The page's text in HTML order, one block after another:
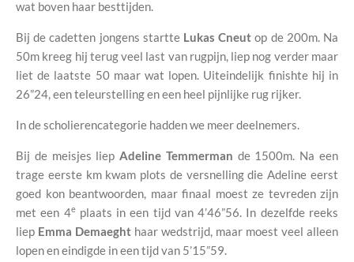
wat boven haar besttijden.
Bij de cadetten jongens startte Lukas Cneut op de 200m. Na
50m kreeg hij terug veel last van rugpijn, liep nog verder maar
liet de laatste 50 maar wat lopen. Uiteindelijk finishte hij in
26”24, een teleurstelling en een heel pijnlijke rug rijker.
In de scholierencategorie hadden we meer deelnemers.
Bij de meisjes liepAdeline Temmerman de 1500m. Na een
trage eerste km kwam plots de versnelling die Adeline eerst
goed kon beantwoorden, maar finaal moest ze tevreden zijn
met een 4eplaats in een tijd van 4’46”56. In dezelfde reeks
liep Emma Demaeght haar wedstrijd, maar moest veel alleen
lopen en eindigde in een tijd van 5’15”59.